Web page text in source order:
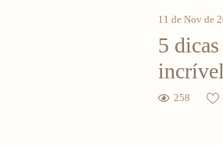
11 de Nov de
5
258